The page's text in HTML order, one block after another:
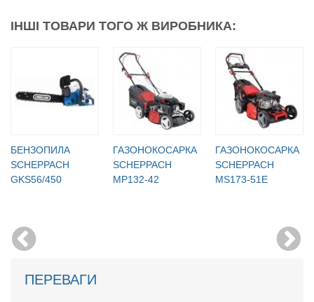
ІНШІ ТОВАРИ ТОГО Ж ВИРОБНИКА:
БЕНЗОПИЛА
SCHEPPACH
GKS56/450
ГАЗОНОКОСАРКА
SCHEPPACH
MP132-42
ГАЗОНОКОСАРКА
SCHEPPACH
MS173-51E
ПЕРЕВАГИ